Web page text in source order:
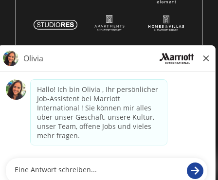
vorbehalten. Marriott-Eigentumsinformationen
paradox.ai